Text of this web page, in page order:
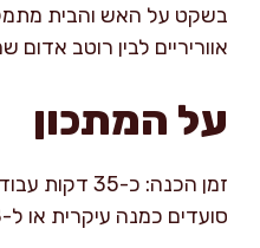
בשקט על האש והבית
אווריריים לבין רוטב
על המתכון
סועדים כמנה עיקרית או ל-8 כתוספת נדיבה.